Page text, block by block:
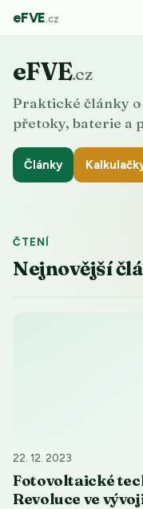
eFVE.cz
eFVE.cz
Praktické články
přetoky, baterie a
Články
ČTENÍ
Nejnovější
22. 12. 2023
Fotovoltaické
Revoluce ve